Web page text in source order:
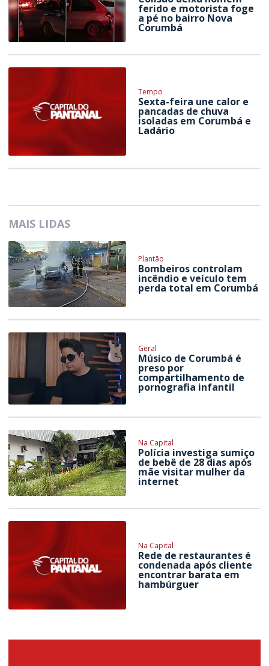
ferido e motorista foge
a pé no bairro Nova
Corumbá
Tempo
Sexta-feira une calor e
pancadas de chuva
isoladas em Corumbá e
Ladário
MAIS LIDAS
Plantão
Bombeiros controlam
incêndio e veículo tem
perda total em Corumbá
Geral
Músico de Corumbá é
preso por
compartilhamento de
pornografia infantil
Na Capital
Polícia investiga sumiço
de bebê de 28 dias após
mãe visitar mulher da
internet
Na Capital
Rede de restaurantes é
condenada após cliente
encontrar barata em
hambúrguer